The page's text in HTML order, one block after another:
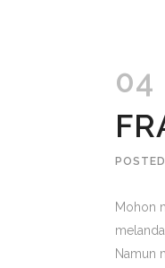
04
Mohon
Namun